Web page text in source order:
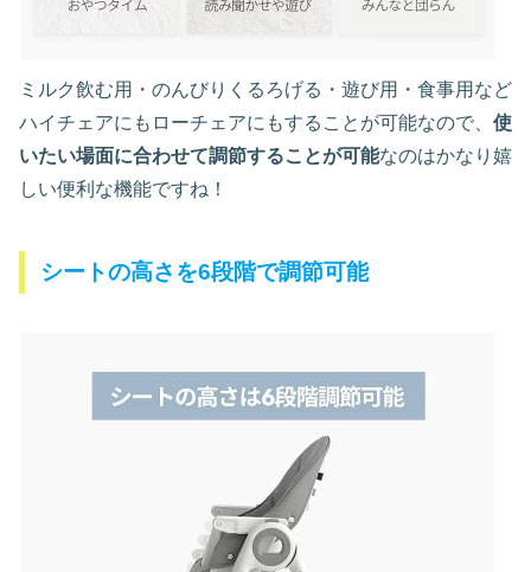
ミルク飲む用・のんびりくるろげる・遊び用・食事用など
ハイチェアにもローチェアにもすることが可能なので、 使
いたい場面に合わせて調節することが可能なのはかなり嬉
しい便利な機能ですね！
シートの高さを6段階で調節可能